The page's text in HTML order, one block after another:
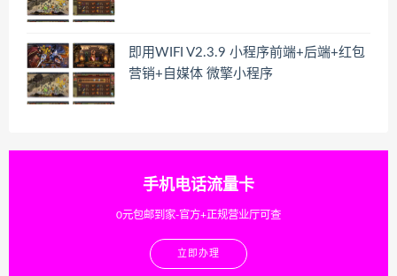
即用WIFI V2.3.9 小程序前端+后端+红包
营销+自媒体 微擎小程序
手机电话流量卡
0元包邮到家-官方+正规营业厅可查
立即办理